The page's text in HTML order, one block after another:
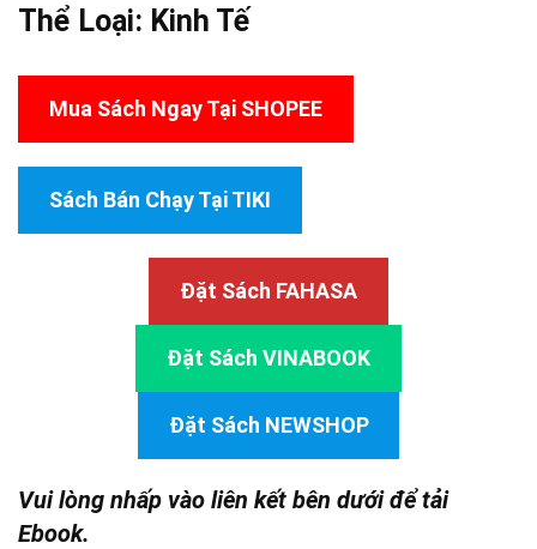
Thể Loại: Kinh Tế
Mua Sách Ngay Tại SHOPEE
Sách Bán Chạy Tại TIKI
Đặt Sách FAHASA
Đặt Sách VINABOOK
Đặt Sách NEWSHOP
Vui lòng nhấp vào liên kết bên dưới để tải
Ebook.